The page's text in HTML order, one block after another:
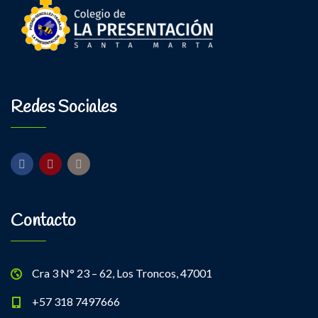
Redes Sociales
Contacto
Cra 3 N° 23 – 62, Los Troncos, 47001
+57 318 7497666